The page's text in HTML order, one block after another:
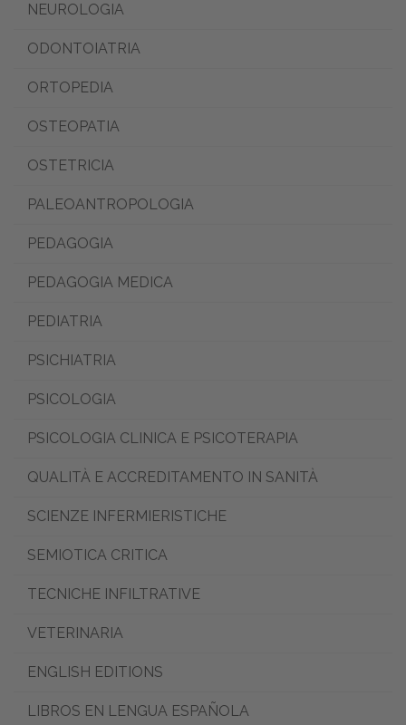
NEUROLOGIA
ODONTOIATRIA
ORTOPEDIA
OSTEOPATIA
OSTETRICIA
PALEOANTROPOLOGIA
PEDAGOGIA
PEDAGOGIA MEDICA
PEDIATRIA
PSICHIATRIA
PSICOLOGIA
PSICOLOGIA CLINICA E PSICOTERAPIA
QUALITÀ E ACCREDITAMENTO IN SANITÀ
SCIENZE INFERMIERISTICHE
SEMIOTICA CRITICA
TECNICHE INFILTRATIVE
VETERINARIA
ENGLISH EDITIONS
LIBROS EN LENGUA ESPAÑOLA